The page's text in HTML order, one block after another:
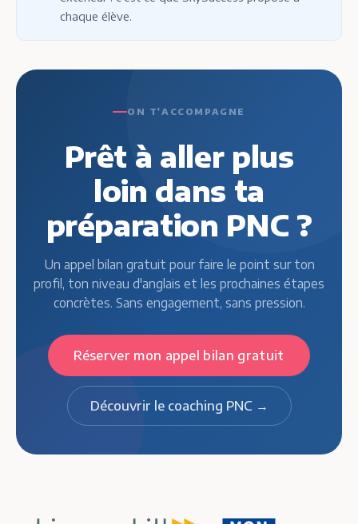
chaque élève.
ON T'ACCOMPAGNE
Prêt à aller plus
loin dans ta
préparation PNC ?
Un appel bilan gratuit pour faire le point sur ton
profil, ton niveau d'anglais et les prochaines étapes
concrètes. Sans engagement, sans pression.
Réserver mon appel bilan gratuit
Découvrir le coaching PNC →